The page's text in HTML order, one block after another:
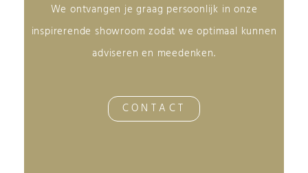
We ontvangen je graag persoonlijk in onze
inspirerende showroom zodat we optimaal kunnen
adviseren en meedenken.
CONTACT